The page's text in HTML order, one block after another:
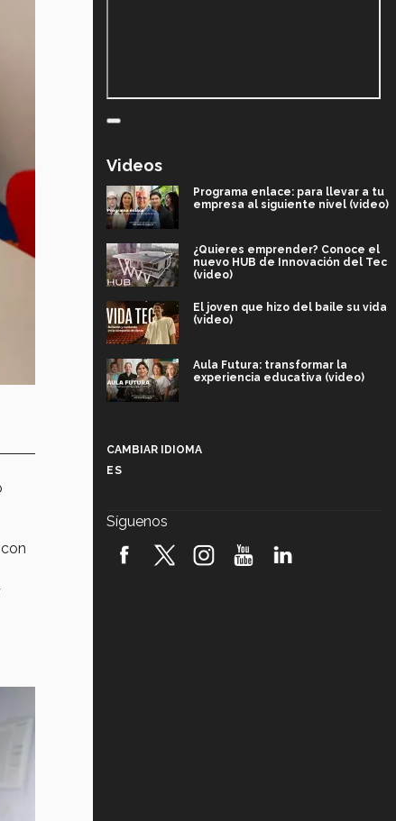
Videos
Programa enlace: para llevar a tu
empresa al siguiente nivel (video)
¿Quieres emprender? Conoce el
nuevo HUB de Innovación del Tec
(video)
El joven que hizo del baile su vida
(video)
Aula Futura: transformar la
experiencia educativa (video)
robótica FIRST 2026! (video)
CAMBIAR IDIOMA
ES
Síguenos